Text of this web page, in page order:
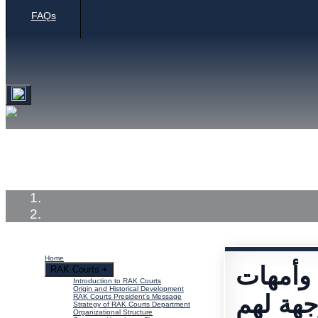
FAQs
Home
RAK Courts +
Introduction to RAK Courts
Origin and Historical Development
RAK Courts President’s Message
Strategy of RAK Courts Department
Organizational Structure
لهم